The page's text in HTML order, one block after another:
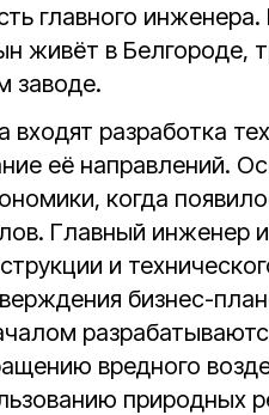
главного
живёт в Белгороде,
заводе.
разработка
её направлений.
когда
Главный инженер
и
бизнес-
вредного
природных